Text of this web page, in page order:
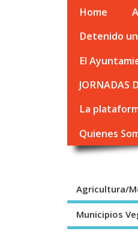
Home
Detenido
El
JORNADAS
La
Quienes
Agricultura/
Municipios